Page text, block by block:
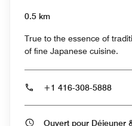
0.5 km
True to the essence of
of fine Japanese cuisine.
+1 416-308-5888